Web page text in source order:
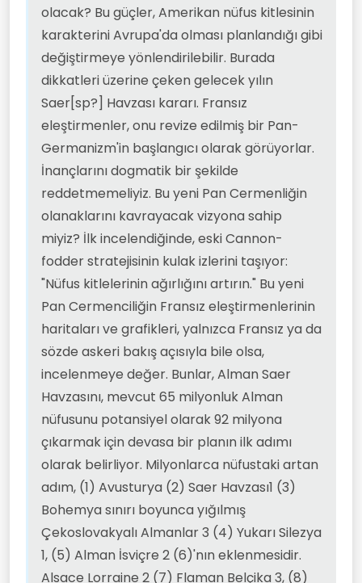
olacak? Bu güçler, Amerikan nüfus kitlesinin
karakterini Avrupa'da olması planlandığı gibi
değiştirmeye yönlendirilebilir. Burada
dikkatleri üzerine çeken gelecek yılın
Saer[sp?] Havzası kararı. Fransız
eleştirmenler, onu revize edilmiş bir Pan-
Germanizm'in başlangıcı olarak görüyorlar.
İnançlarını dogmatik bir şekilde
reddetmemeliyiz. Bu yeni Pan Cermenliğin
olanaklarını kavrayacak vizyona sahip
miyiz? İlk incelendiğinde, eski Cannon-
fodder stratejisinin kulak izlerini taşıyor:
"Nüfus kitlelerinin ağırlığını artırın." Bu yeni
Pan Cermenciliğin Fransız eleştirmenlerinin
haritaları ve grafikleri, yalnızca Fransız ya da
sözde askeri bakış açısıyla bile olsa,
incelenmeye değer. Bunlar, Alman Saer
Havzasını, mevcut 65 milyonluk Alman
nüfusunu potansiyel olarak 92 milyona
çıkarmak için devasa bir planın ilk adımı
olarak belirliyor. Milyonlarca nüfustaki artan
adım, (1) Avusturya (2) Saer Havzası1 (3)
Bohemya sınırı boyunca yığılmış
Çekoslovakyalı Almanlar 3 (4) Yukarı Silezya
1, (5) Alman İsviçre 2 (6)'nın eklenmesidir.
Alsace Lorraine 2 (7) Flaman Belçika 3, (8)